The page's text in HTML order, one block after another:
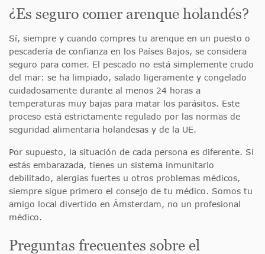
¿Es seguro comer arenque holandés?
Sí, siempre y cuando compres tu arenque en un puesto o
pescadería de confianza en los Países Bajos, se considera
seguro para comer. El pescado no está simplemente crudo
del mar: se ha limpiado, salado ligeramente y congelado
cuidadosamente durante al menos 24 horas a
temperaturas muy bajas para matar los parásitos. Este
proceso está estrictamente regulado por las normas de
seguridad alimentaria holandesas y de la UE.
Por supuesto, la situación de cada persona es diferente. Si
estás embarazada, tienes un sistema inmunitario
debilitado, alergias fuertes u otros problemas médicos,
siempre sigue primero el consejo de tu médico. Somos tu
amigo local divertido en Ámsterdam, no un profesional
médico.
Preguntas frecuentes sobre el